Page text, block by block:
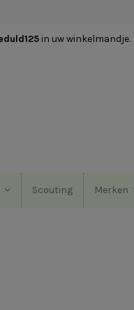
in uw winkelmandje.
Scouting Merken